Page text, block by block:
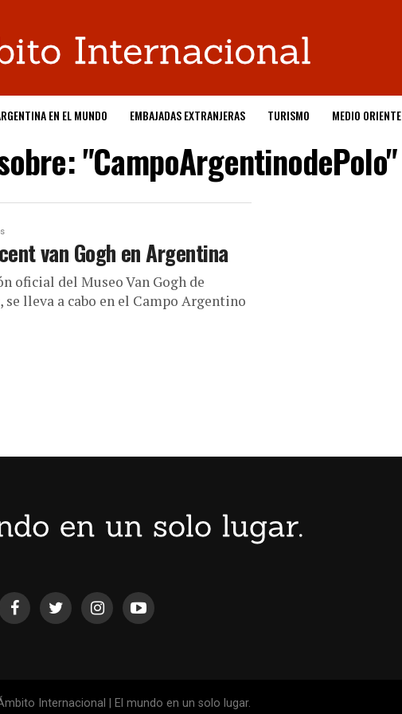
EN EL MUNDO EMBAJADAS EXTRANJERAS TURISMO MEDIO ORIENTE
"CampoArgentinodePolo"
van Gogh en Argentina
oficial del Museo Van Gogh de
lleva a cabo en el Campo Argentino
Internacional | El mundo en un solo lugar.